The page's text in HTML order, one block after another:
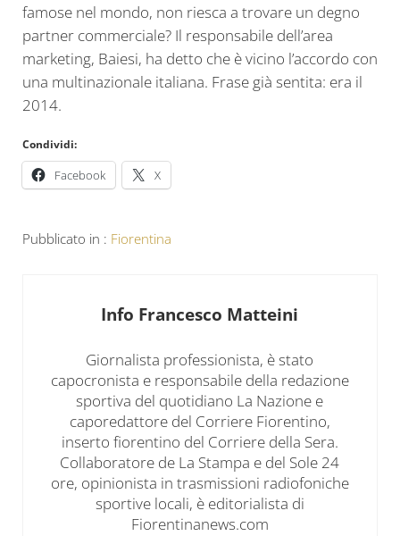
famose nel mondo, non riesca a trovare un degno
partner commerciale? Il responsabile dell’area
marketing, Baiesi, ha detto che è vicino l’accordo con
una multinazionale italiana. Frase già sentita: era il
2014.
Condividi:
Facebook X
Pubblicato in : Fiorentina
Info Francesco Matteini
Giornalista professionista, è stato
capocronista e responsabile della redazione
sportiva del quotidiano La Nazione e
caporedattore del Corriere Fiorentino,
inserto fiorentino del Corriere della Sera.
Collaboratore de La Stampa e del Sole 24
ore, opinionista in trasmissioni radiofoniche
sportive locali, è editorialista di
Fiorentinanews.com